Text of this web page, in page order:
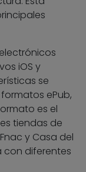
iOS y
se
ePub,
es el
tiendas de
y Casa del
con diferentes